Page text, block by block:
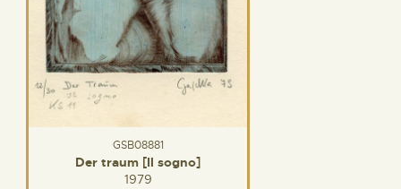
GSB08881
Der traum [Il sogno]
1979